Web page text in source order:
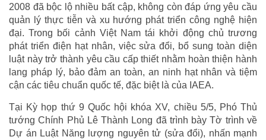
2008 đã bộc lộ nhiều bất cập, không còn đáp ứng yêu cầu
quản lý thực tiễn và xu hướng phát triển công nghệ hiện
đại. Trong bối cảnh Việt Nam tái khởi động chủ trương
phát triển điện hạt nhân, việc sửa đổi, bổ sung toàn diện
luật này trở thành yêu cầu cấp thiết nhằm hoàn thiện hành
lang pháp lý, bảo đảm an toàn, an ninh hạt nhân và tiệm
cận các tiêu chuẩn quốc tế, đặc biệt là của IAEA.
Tại Kỳ họp thứ 9 Quốc hội khóa XV, chiều 5/5, Phó Thủ
tướng Chính Phủ Lê Thành Long đã trình bày Tờ trình về
Dự án Luật Năng lượng nguyên tử (sửa đổi), nhấn mạnh